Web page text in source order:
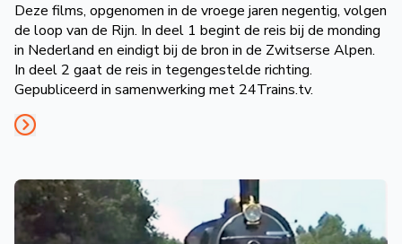
Deze films, opgenomen in de vroege jaren negentig, volgen
de loop van de Rijn. In deel 1 begint de reis bij de monding
in Nederland en eindigt bij de bron in de Zwitserse Alpen.
In deel 2 gaat de reis in tegengestelde richting.
Gepubliceerd in samenwerking met 24Trains.tv.